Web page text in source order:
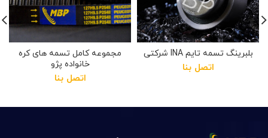
بلبرینگ تسمه تایم INA شرکتی
اتصل بنا
مجموعه کامل تسمه های کره
خانواده پژو
اتصل بنا